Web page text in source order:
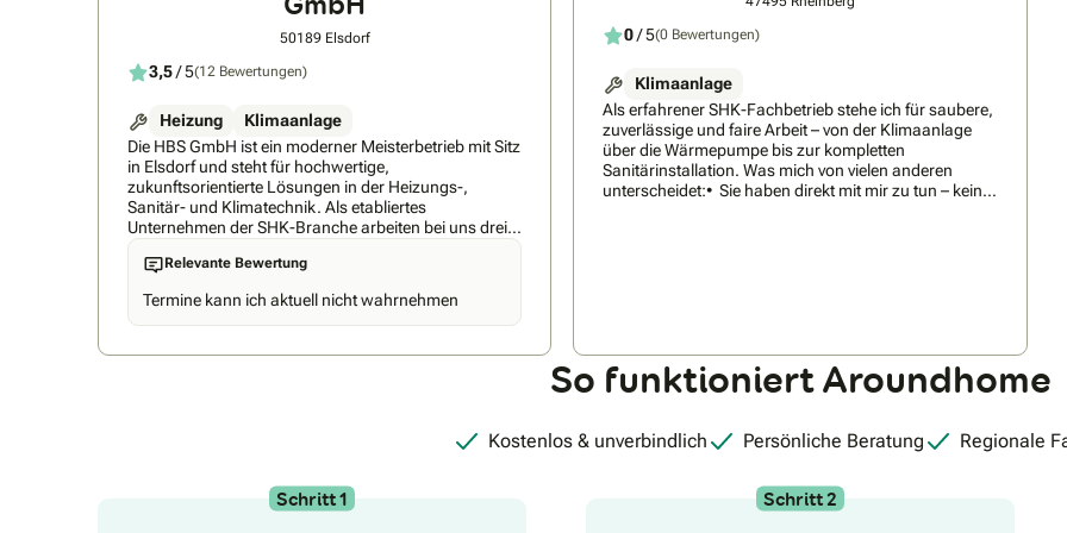
50189 Elsdorf
3,5/ 5(12 Bewertungen)
Heizung
Klimaanlage
Die HBS GmbH ist ein moderner Meisterbetrieb mit Sitz
in Elsdorf und steht für hochwertige,
zukunftsorientierte Lösungen in der Heizungs-,
Sanitär- und Klimatechnik. Als etabliertes
Unternehmen der SHK-Branche arbeiten bei uns drei
erfahrene Meister aktiv im operativen Geschäft und
gewährleisten höchste fachliche Qualität sowie eine
und dynamisches Team besteht aus insgesamt 11
Mitarbeitenden, darunter Heizungs- und
Technologien und gesetzlichen Anforderungen Schritt
überzeugt die HBS GmbH durch eine ausgeprägte
Beratungs- und Servicekompetenz. Unser Büro- und
Relevante Bewertung
Termine kann ich aktuell nicht wahrnehmen
0/ 5(0 Bewertungen)
Klimaanlage
Als erfahrener SHK-Fachbetrieb stehe ich für saubere,
zuverlässige und faire Arbeit – von der Klimaanlage
über die Wärmepumpe bis zur kompletten
Sanitärinstallation. Was mich von vielen anderen
unterscheidet:• Sie haben direkt mit mir zu tun – keine
termingerechte Ausführung, auch bei Neubauten und
Sanierungen.Ob Single-Split, Multi-Split, Sole-
Wärmepumpe mit Fußbodenheizung oder komplette
professionell und unkompliziert um.Sie möchten eine
Anlage, die lange hält und fair kalkuliert ist? Dann
So funktioniert Aroundhome
Kostenlos & unverbindlich Persönliche Beratung Regionale
Schritt 1 Schritt 2